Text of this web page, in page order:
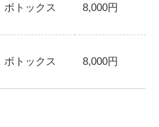
ボトックス 8,000円
ボトックス 8,000円